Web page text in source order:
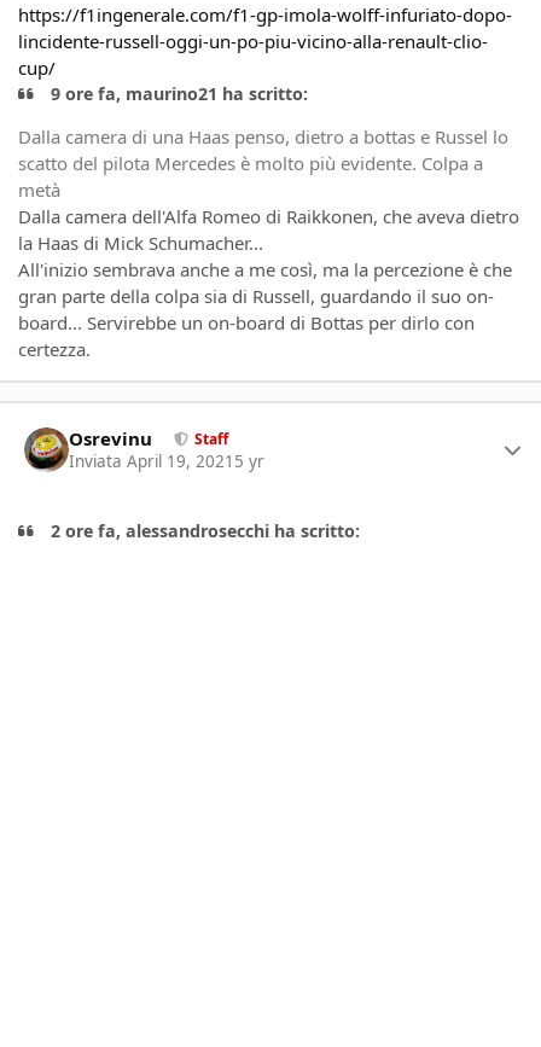
https://f1ingenerale.com/f1-gp-imola-wolff-infuriato-dopo-
lincidente-russell-oggi-un-po-piu-vicino-alla-renault-clio-
cup/
9 ore fa, maurino21 ha scritto:
Dalla camera di una Haas penso, dietro a bottas e Russel lo
scatto del pilota Mercedes è molto più evidente. Colpa a
metà
Dalla camera dell'Alfa Romeo di Raikkonen, che aveva dietro
la Haas di Mick Schumacher...
All'inizio sembrava anche a me così, ma la percezione è che
gran parte della colpa sia di Russell, guardando il suo on-
board... Servirebbe un on-board di Bottas per dirlo con
certezza.
Osrevinu Staff
Inviata April 19, 2021 5 yr
2 ore fa, alessandrosecchi ha scritto: